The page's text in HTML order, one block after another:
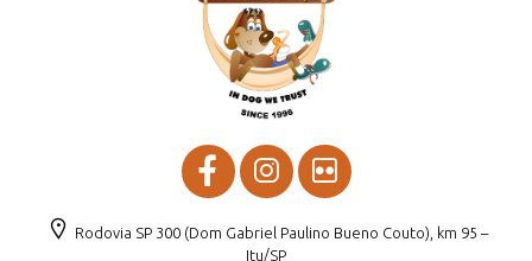
Rodovia SP 300 (Dom Gabriel Paulino Bueno Couto), km 95 –
Itu/SP